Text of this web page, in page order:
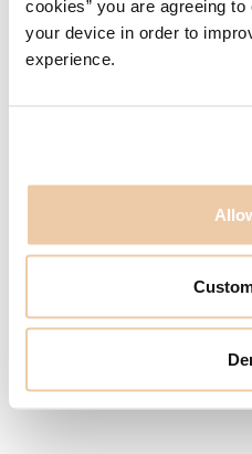
cookies” you are agreeing
your device in order to
experience.
每个区块的比例及其与相邻
虑。为增强堆叠效果的视觉
挑，并略微旋转。这种设计
主要建筑元素各具特色，较
配有大尺寸方形窗户，而中
双层幕墙结构套用夹层百叶
层、11 层、25 层和 26 层设
供了户外休憩空间。露台经